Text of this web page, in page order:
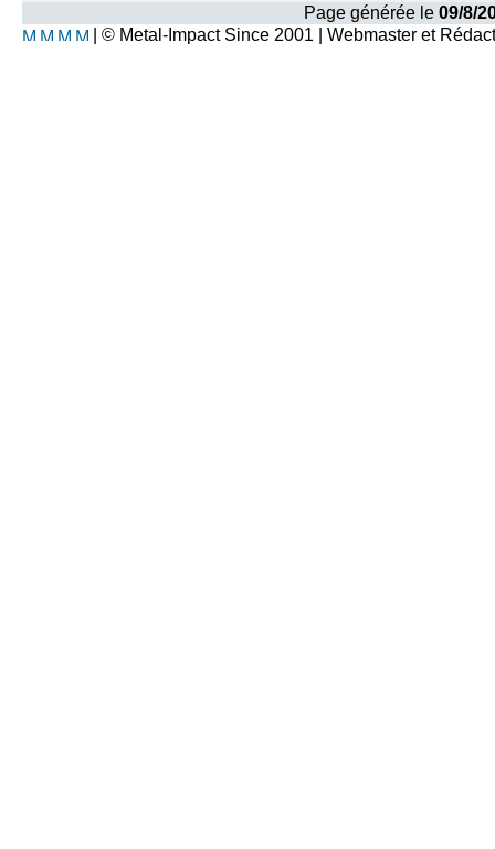
Page générée le 09/8/
| © Metal-Impact Since 2001 | Webmaster et